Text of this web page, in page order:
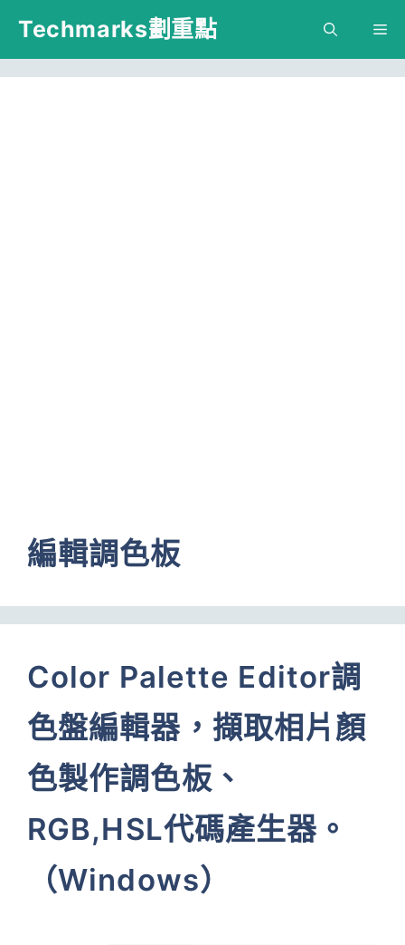
跳
主
Techmarks劃重點
編輯調色板
Color Palette Editor調
色盤編輯器，擷取相片顏
色製作調色板、
RGB,HSL代碼產生器。
（Windows）